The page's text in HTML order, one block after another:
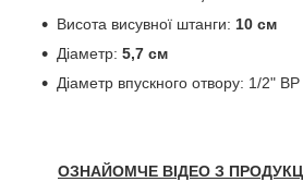
Висота висувної штанги: 10 см
Діаметр: 5,7 см
Діаметр впускного отвору: 1/2"
ОЗНАЙОМЧЕ ВІДЕО З